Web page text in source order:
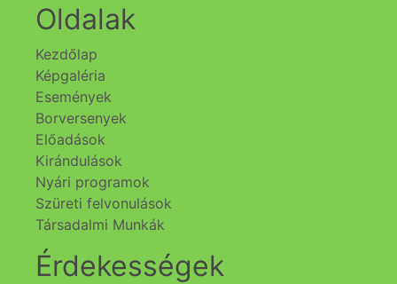
Oldalak
Kezdőlap
Képgaléria
Események
Borversenyek
Előadások
Kirándulások
Nyári programok
Szüreti felvonulások
Társadalmi Munkák
Érdekességek